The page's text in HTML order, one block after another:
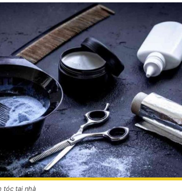
tóc tại nhà